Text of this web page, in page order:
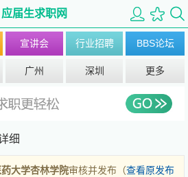
应届生求职网
宣讲会 行业招聘 BBS论坛
广州 深圳 更多
细
大学杏林学院审核并发布（查看原发布